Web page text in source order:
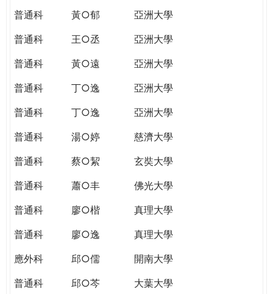
普通科 黃○郁
亞洲大學
普通科
王○丞
亞洲大學
普通科
黃○遠
亞洲大學
普通科
丁○逸
亞洲大學
普通科
丁○逸
亞洲大學
普通科
湯○婷
慈濟大學
普通科
蔡○絜
玄奘大學
普通科
蕭○丰
佛光大學
普通科
廖○楷
真理大學
普通科
廖○逸
真理大學
應外科
邱○儒
開南大學
普通科
邱○芩
大葉大學